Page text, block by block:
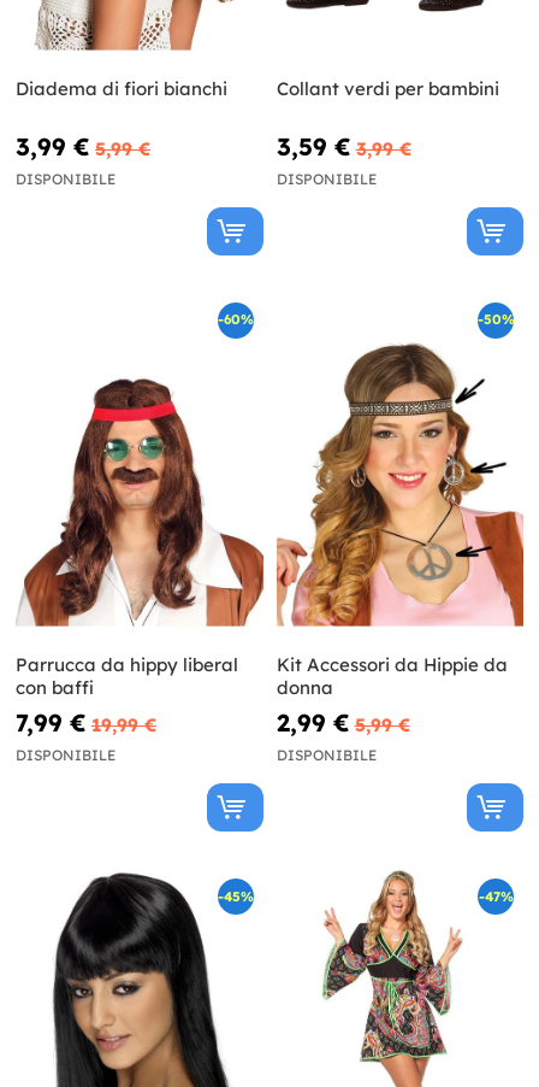
Diadema di fiori bianchi
3,99 € 5,99 €
DISPONIBILE
Collant verdi per bambini
3,59 € 3,99 €
DISPONIBILE
-60%
Parrucca da hippy liberal
con baffi
7,99 € 19,99 €
DISPONIBILE
-50%
Kit Accessori da Hippie da
donna
2,99 € 5,99 €
DISPONIBILE
-45% -47%